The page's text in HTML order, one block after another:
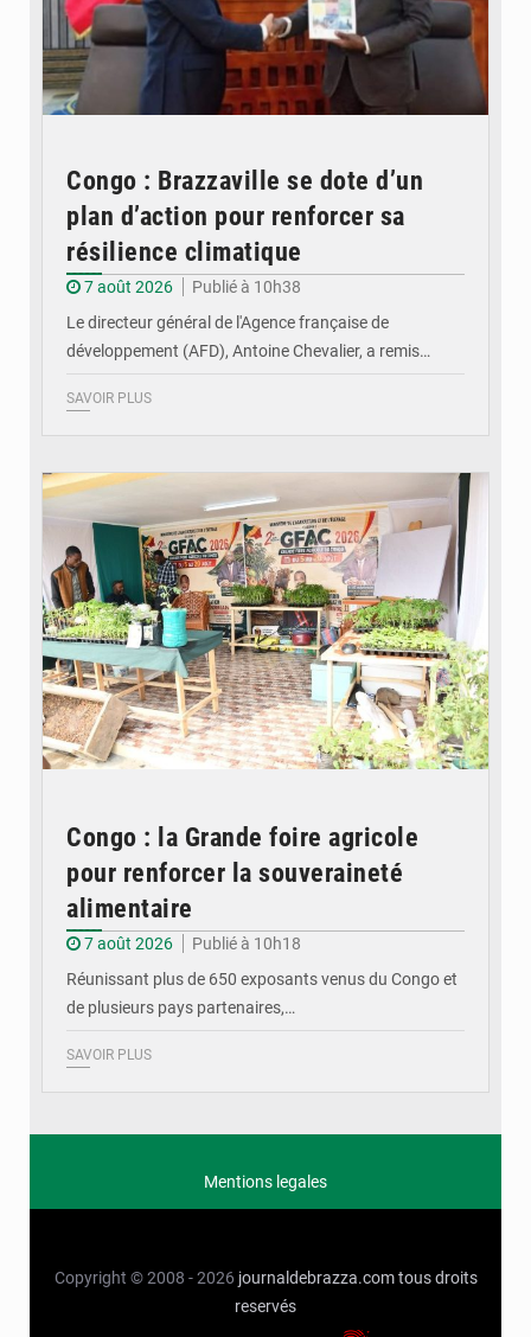
Congo : Brazzaville se dote d’un
plan d’action pour renforcer sa
résilience climatique
7 août 2026
Publié à 10h38
Le directeur général de l'Agence française de
développement (AFD), Antoine Chevalier, a remis…
SAVOIR PLUS
Congo : la Grande foire agricole
pour renforcer la souveraineté
alimentaire
7 août 2026
Publié à 10h18
Réunissant plus de 650 exposants venus du Congo et
de plusieurs pays partenaires,…
SAVOIR PLUS
Mentions legales
Copyright © 2008 - 2026 journaldebrazza.com tous droits
reservés